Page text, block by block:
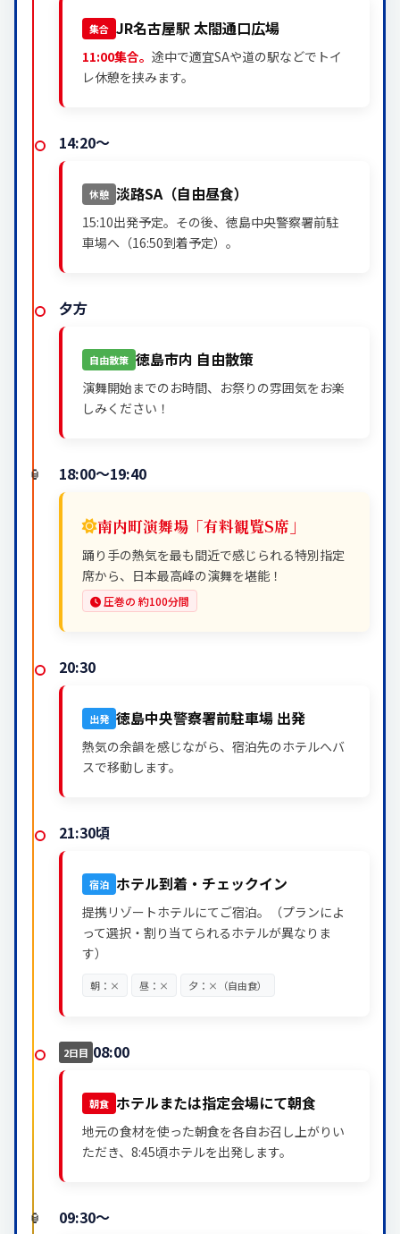
集合 JR名古屋駅 太閤通口広場
11:00集合。 途中で適宜SAや道の駅などでトイ
レ休憩を挟みます。
14:20～
休憩 淡路SA（自由昼食）
15:10出発予定。その後、徳島中央警察署前駐
車場へ（16:50到着予定）。
夕方
自由散策 徳島市内 自由散策
演舞開始までのお時間、お祭りの雰囲気をお楽
しみください！
18:00～19:40
南内町演舞場「有料観覧S席」
踊り手の熱気を最も間近で感じられる特別指定
席から、日本最高峰の演舞を堪能！
圧巻の 約100分間
20:30
出発 徳島中央警察署前駐車場 出発
熱気の余韻を感じながら、宿泊先のホテルへバ
スで移動します。
21:30頃
宿泊 ホテル到着・チェックイン
提携リゾートホテルにてご宿泊。（プランによ
って選択・割り当てられるホテルが異なりま
す）
朝：× 昼：× 夕：×（自由食）
2日目 08:00
朝食 ホテルまたは指定会場にて朝食
地元の食材を使った朝食を各自お召し上がりい
ただき、8:45頃ホテルを出発します。
09:30～